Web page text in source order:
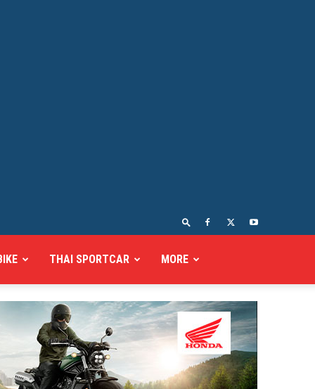
THAI SPORTCAR MORE